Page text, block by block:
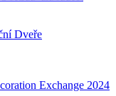
Dveře
Exchange 2024